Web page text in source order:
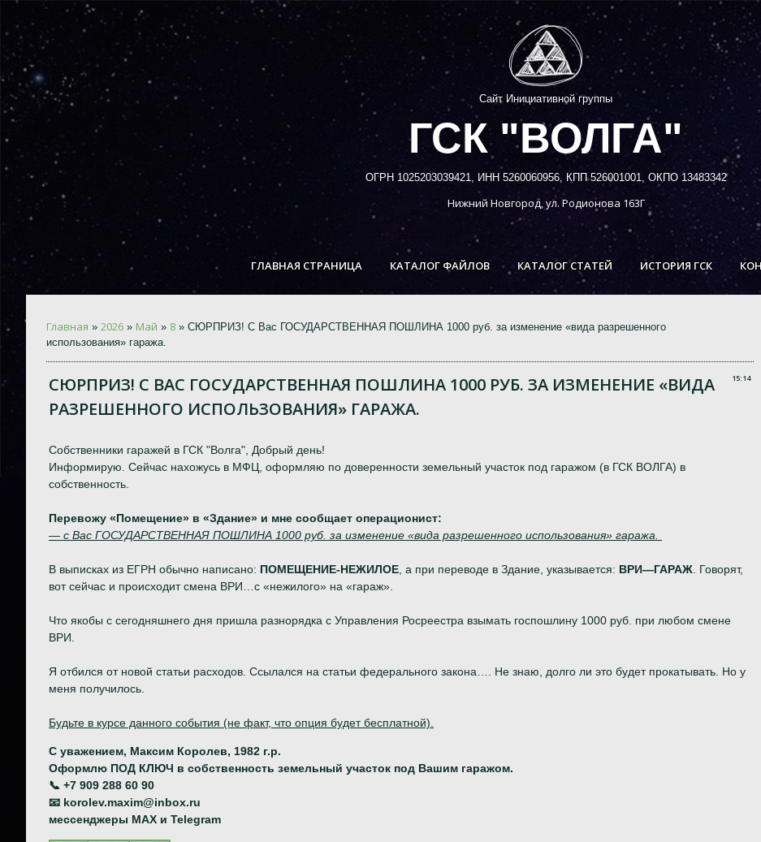
Сайт Инициативной группы
ГСК "ВОЛГА"
ОГРН 1025203039421, ИНН 5260060956, КПП 526001001, ОКПО 13483342
Нижний Новгород, ул. Родионова 163Г
ГЛАВНАЯ СТРАНИЦА КАТАЛОГ ФАЙЛОВ КАТАЛОГ СТАТЕЙ ИСТОРИЯ ГСК
Главная » 2026 » Май » 8 » СЮРПРИЗ! С Вас ГОСУДАРСТВЕННАЯ ПОШЛИНА 1000 руб. за изменение «вида разрешенного
использования» гаража.
15:14
СЮРПРИЗ! С ВАС ГОСУДАРСТВЕННАЯ ПОШЛИНА 1000 РУБ. ЗА ИЗМЕНЕНИЕ «ВИДА
РАЗРЕШЕННОГО ИСПОЛЬЗОВАНИЯ» ГАРАЖА.
Собственники гаражей в ГСК "Волга", Добрый день!
Информирую. Сейчас нахожусь в МФЦ, оформляю по доверенности земельный участок под гаражом (в ГСК ВОЛГА) в
собственность.
Перевожу «Помещение» в «Здание» и мне сообщает операционист:
— с Вас ГОСУДАРСТВЕННАЯ ПОШЛИНА 1000 руб. за изменение «вида разрешенного использования» гаража.
В выписках из ЕГРН обычно написано: ПОМЕЩЕНИЕ-НЕЖИЛОЕ , а при переводе в Здание, указывается: ВРИ—ГАРАЖ . Говорят,
вот сейчас и происходит смена ВРИ…с «нежилого» на «гараж».
Что якобы с сегодняшнего дня пришла разнорядка с Управления Росреестра взымать госпошлину 1000 руб. при любом смене
ВРИ.
Я отбился от новой статьи расходов. Ссылался на статьи федерального закона…. Не знаю, долго ли это будет прокатывать. Но у
меня получилось.
Будьте в курсе данного события (не факт, что опция будет бесплатной).
С уважением, Максим Королев, 1982 г.р.
Оформлю ПОД КЛЮЧ в собственность земельный участок под Вашим гаражом.
📞 +7 909 288 60 90
📧 korolev.maxim@inbox.ru
мессенджеры MAX и Telegram